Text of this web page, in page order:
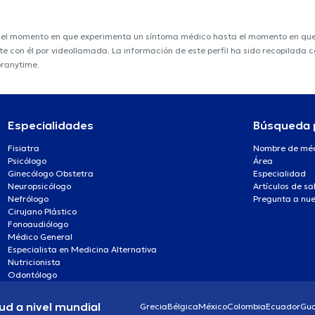
momento en que experimenta un síntoma médico hasta el momento en
él por videollamada. La información de este perfil ha sido recopilada
Especialidades
Fisiatra
Psicólogo
Ginecólogo Obstetra
Neuropsicólogo
Nefrólogo
Cirujano Plástico
Fonoaudiólogo
Médico General
Especialista en Medicina Alternativa
Nutricionista
Odontólogo
Búsqueda
Nombre de
Área
Especialidad
Artículos de
Pregunta a
a nivel mundial GreciaBélgicaMéxicoColombiaEcuador